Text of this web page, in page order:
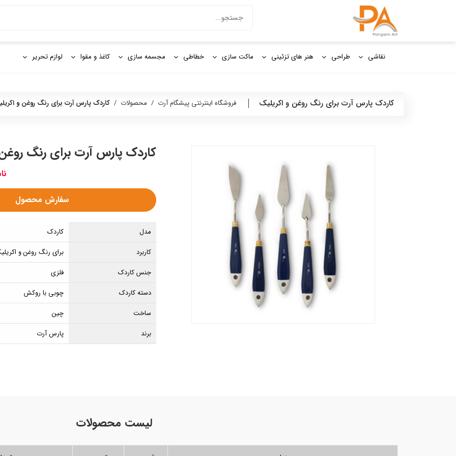
برای:
نقاشی طراحی هنر های تزئینی ماکت سازی خطاطی مجسمه سازی کاغذ و مقوا لوازم تحریر
کاردک پارس آرت برای رنگ روغن و اکریلیک فروشگاه اینترنتی پیشگام آرت / محصولات / کاردک پارس آرت برای رنگ روغن و
کاردک پارس آرت برای رنگ
سفارش محصول
مدل
کاردک
کاربرد
برای رنگ روغن و
جنس کاردک
فلزی
دسته کاردک
چوبی با روکش
ساخت
چین
برند
پارس آرت
لیست محصولات